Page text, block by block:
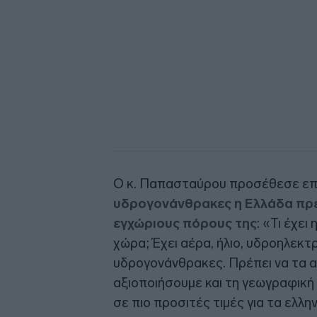
Ο κ. Παπασταύρου προσέθεσε
υδρογονάνθρακες η Ελλάδα
εγχώριους πόρους της: «Τι
χώρα; Έχει αέρα, ήλιο,
υδρογονάνθρακες. Πρέπει να τα
αξιοποιήσουμε και τη
σε πιο προσιτές τιμές για τα